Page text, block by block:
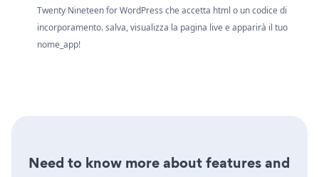
Twenty Nineteen for WordPress che accetta html o un codice di
incorporamento. salva, visualizza la pagina live e apparirà il tuo
nome_app!
Need to know more about features and